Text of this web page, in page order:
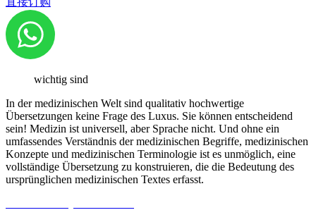
Medizinische Übersetzungen sind ein Gebiet, in dem
Fremdsprachenkenntnisse nicht die einzige Voraussetzung für
die Vorbereitung einer professionellen Übersetzung sind…
In der medizinischen Welt sind qualitativ hochwertige
Übersetzungen keine Frage des Luxus. Sie können entscheidend
sein! Medizin ist universell, aber Sprache nicht. Und ohne ein
umfassendes Verständnis der medizinischen Begriffe, medizinischen
Konzepte und medizinischen Terminologie ist es unmöglich, eine
vollständige Übersetzung zu konstruieren, die die Bedeutung des
ursprünglichen medizinischen Textes erfasst.